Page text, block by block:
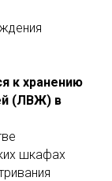
к хранению
(ЛВЖ) в
шкафах